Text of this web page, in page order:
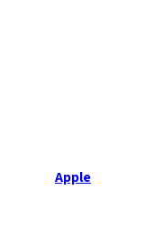
Apple